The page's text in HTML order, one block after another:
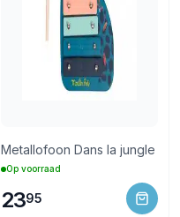
Metallofoon Dans la jungle
Op voorraad
2395